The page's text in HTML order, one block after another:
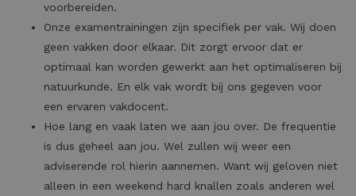
voorbereiden.
Onze examentrainingen zijn specifiek per vak. Wij doen
geen vakken door elkaar. Dit zorgt ervoor dat er
optimaal kan worden gewerkt aan het optimaliseren bij
natuurkunde. En elk vak wordt bij ons gegeven voor
een ervaren vakdocent.
Hoe lang en vaak laten we aan jou over. De frequentie
is dus geheel aan jou. Wel zullen wij weer een
adviserende rol hierin aannemen. Want wij geloven niet
alleen in een weekend hard knallen zoals anderen wel